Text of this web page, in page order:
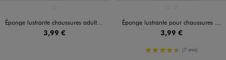
Éponge lustrante chaussures adulte - De Clermont
3,99 €
Éponge lustrante pour chaussures en cuir lisse - De Clermont
3,99 €
4.5/5 de moyenne
(7 avis)